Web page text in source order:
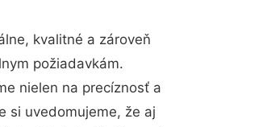
kvalitné a zároveň
požiadavkám.
nielen na precíznosť a
si uvedomujeme, že aj